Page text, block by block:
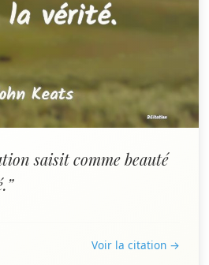
saisit comme beauté
Voir la citation →